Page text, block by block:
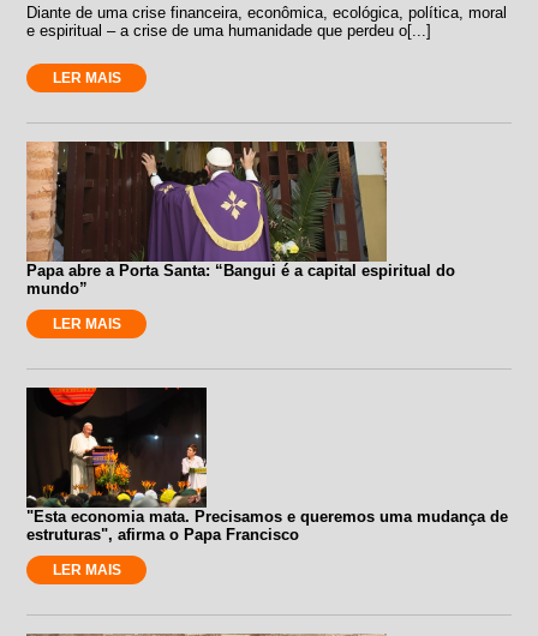
Diante de uma crise financeira, econômica, ecológica, política, moral
e espiritual – a crise de uma humanidade que perdeu o[...]
LER MAIS
Papa abre a Porta Santa: “Bangui é a capital espiritual do
mundo”
LER MAIS
"Esta economia mata. Precisamos e queremos uma mudança de
estruturas", afirma o Papa Francisco
LER MAIS